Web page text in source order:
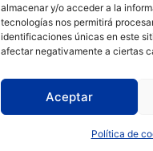
almacenar y/o acceder a la
tecnologías nos permitirá
identificaciones únicas en este
afectar negativamente a ciertas
Aceptar
Política de
SANTO